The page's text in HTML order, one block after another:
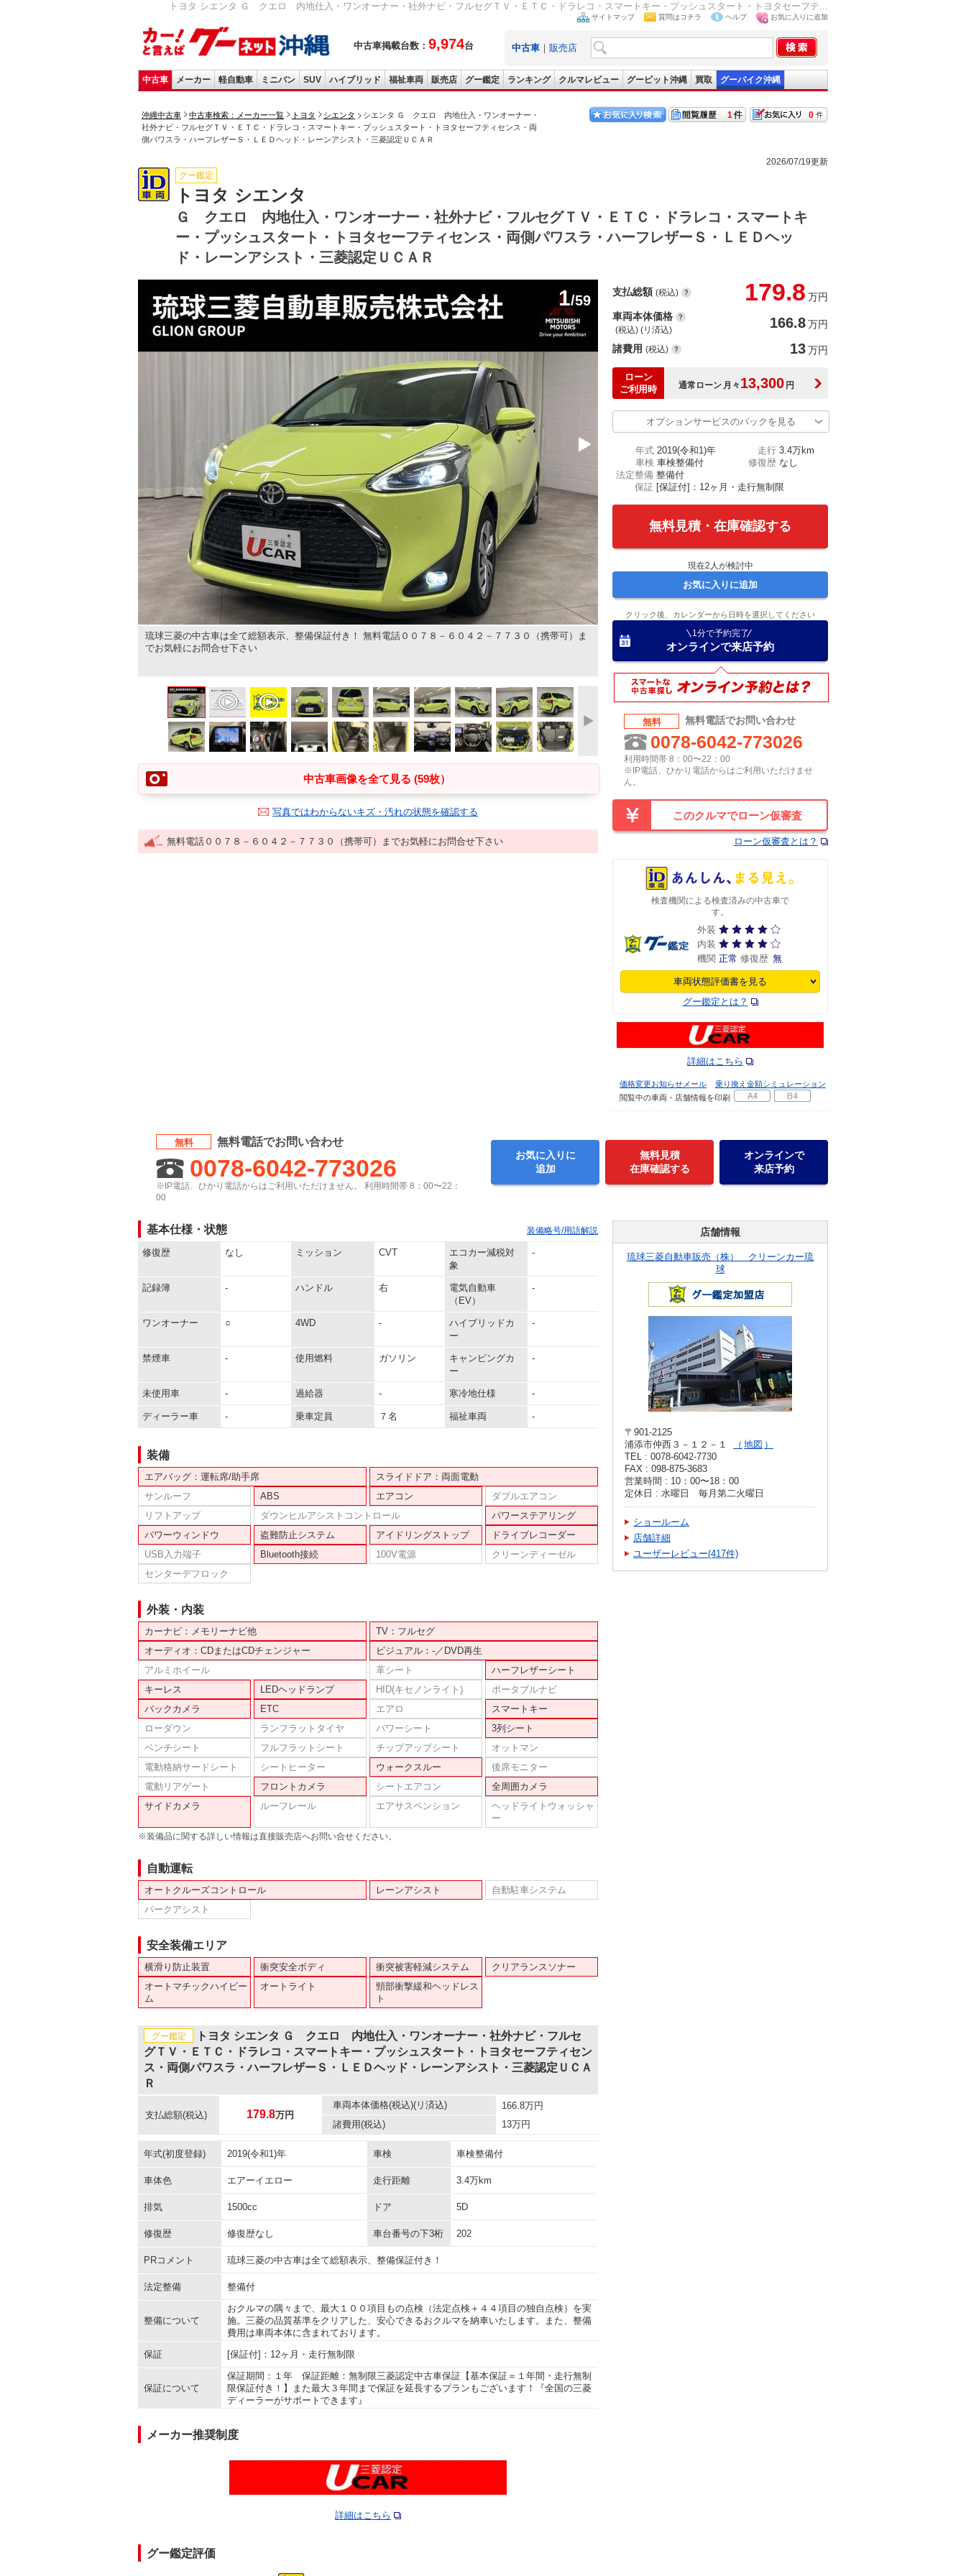
トヨタ シエンタ Ｇ クエロ 内地仕入・ワンオーナー・社外ナビ・フルセグＴＶ・ＥＴＣ・ドラレコ・スマートキー・プッシュスタート・トヨタセーフテ...
中古車掲載台数： 9,974台
サイトマップ 質問はコチラ ヘルプ お気に入りに追加
中古車 ｜ 販売店
中古車 メーカー 軽自動車 ミニバン SUV ハイブリッド 福祉車両 販売店 グー鑑定 ランキング クルマレビュー グーピット沖縄 買取 グーバイク沖縄
沖縄中古車 中古車検索：メーカー一覧 トヨタ シエンタ
シエンタ Ｇ クエロ 内地仕入・ワンオーナー・
社外ナビ・フルセグＴＶ・ＥＴＣ・ドラレコ・スマートキー・プッシュスタート・トヨタセーフティセンス・両
側パワスラ・ハーフレザーＳ・ＬＥＤヘッド・レーンアシスト・三菱認定ＵＣＡＲ
0
1
2026/07/19更新
グー鑑定
トヨタ シエンタ
Ｇ クエロ 内地仕入・ワンオーナー・社外ナビ・フルセグＴＶ・ＥＴＣ・ドラレコ・スマートキ
ー・プッシュスタート・トヨタセーフティセンス・両側パワスラ・ハーフレザーＳ・ＬＥＤヘッ
ド・レーンアシスト・三菱認定ＵＣＡＲ
琉球三菱の中古車は全て総額表示、整備保証付き！ 無料電話００７８－６０４２－７７３０（携帯可）ま
でお気軽にお問合せ下さい
1/59
中古車画像を全て見る (59枚）
写真ではわからないキズ・汚れの状態を確認する
無料電話００７８－６０４２－７７３０（携帯可）までお気軽にお問合せ下さい
支払総額 (税込) 179.8 万円
車両本体価格
(税込) (リ済込) 166.8万円
諸費用 (税込) 13万円
ローン
ご利用時
通常ローン 月々 13,300 円
オプションサービスのパックを見る
年式 2019(令和1)年 走行 3.4万km
車検 車検整備付 修復歴 なし
法定整備 整備付
保証 [保証付]：12ヶ月・走行無制限
無料見積・在庫確認する
現在2 人が検討中
お気に入りに追加
クリック後、カレンダーから日時を選択してください
1分で予約完了
オンラインで来店予約
無料 無料電話でお問い合わせ
0078-6042-773026
利用時間帯 8：00〜22：00
※IP電話、ひかり電話からはご利用いただけませ
ん。
このクルマでローン仮審査
ローン仮審査とは？
検査機関による検査済みの中古車で
す。
外装
内装
機関 正常 修復歴 無
車両状態評価書を見る
グー鑑定とは？
詳細はこちら
価格変更お知らせメール
乗り換え金額シミュレーション
閲覧中の車両・店舗情報を印刷
無料 無料電話でお問い合わせ
0078-6042-773026
※IP電話、ひかり電話からはご利用いただけません。 利用時間帯 8：00〜22：
00
お気に入りに
追加
無料見積
在庫確認する
オンラインで
来店予約
基本仕様・状態 装備略号/用語解説
修復歴 なし ミッション CVT
エコカー減税対
象
-
記録簿 - ハンドル 右
電気自動車
（EV）
-
ワンオーナー ○ 4WD -
ハイブリッドカ
ー
-
禁煙車 - 使用燃料 ガソリン
キャンピングカ
ー
-
未使用車 - 過給器 - 寒冷地仕様 -
ディーラー車 - 乗車定員 ７名 福祉車両 -
装備
エアバッグ：運転席/助手席
スライドドア：両面電動
サンルーフ
ABS エアコン
ダブルエアコン
リフトアップ
ダウンヒルアシストコントロール
パワーステアリング
パワーウィンドウ
盗難防止システム アイドリングストップ
ドライブレコーダー
USB入力端子
Bluetooth接続 100V電源
クリーンディーゼル
センターデフロック
外装・内装
カーナビ：メモリーナビ他
TV：フルセグ
オーディオ：CDまたはCDチェンジャー
ビジュアル：-／DVD再生
アルミホイール
革シート
ハーフレザーシート
キーレス
LEDヘッドランプ HID(キセノンライト)
ポータブルナビ
バックカメラ
ETC エアロ
スマートキー
ローダウン
ランフラットタイヤ パワーシート
3列シート
ベンチシート
フルフラットシート チップアップシート
オットマン
電動格納サードシート
シートヒーター ウォークスルー
後席モニター
電動リアゲート
フロントカメラ シートエアコン
全周囲カメラ
サイドカメラ
ルーフレール エアサスペンション
ヘッドライトウォッシャ
ー
※装備品に関する詳しい情報は直接販売店へお問い合せください。
自動運転
オートクルーズコントロール レーンアシスト
自動駐車システム
パークアシスト
安全装備エリア
横滑り防止装置 衝突安全ボディ 衝突被害軽減システム
クリアランスソナー
オートマチックハイビー
ム
オートライト
頸部衝撃緩和ヘッドレス
ト
グー鑑定
トヨタ シエンタ Ｇ クエロ 内地仕入・ワンオーナー・社外ナビ・フルセ
グＴＶ・ＥＴＣ・ドラレコ・スマートキー・プッシュスタート・トヨタセーフティセン
ス・両側パワスラ・ハーフレザーＳ・ＬＥＤヘッド・レーンアシスト・三菱認定ＵＣＡ
Ｒ
支払総額(税込) 179.8万円
車両本体価格(税込)(リ済込) 166.8万円
諸費用(税込) 13万円
年式(初度登録) 2019(令和1)年 車検 車検整備付
車体色 エアーイエロー 走行距離 3.4万km
排気 1500cc ドア 5D
修復歴 修復歴なし 車台番号の下3桁 202
PRコメント 琉球三菱の中古車は全て総額表示、整備保証付き！
法定整備 整備付
整備について
おクルマの隅々まで、最大１００項目もの点検（法定点検＋４４項目の独自点検）を実
施。三菱の品質基準をクリアした、安心できるおクルマを納車いたします。また、整備
費用は車両本体に含まれております。
保証
[保証付]：12ヶ月・走行無制限
保証について
保証期間：１年 保証距離：無制限三菱認定中古車保証【基本保証＝１年間・走行無制
限保証付き！】また最大３年間まで保証を延長するプランもございます！『全国の三菱
ディーラーがサポートできます』
メーカー推奨制度
詳細はこちら
グー鑑定評価
店舗情報
琉球三菱自動車販売（株） クリーンカー琉
球
〒901-2125
浦添市仲西３－１２－１
地図
TEL : 0078-6042-7730
FAX : 098-875-3683
営業時間 : 10：00〜18：00
定休日 : 水曜日 毎月第二火曜日
ショールーム
店舗詳細
ユーザーレビュー(417件)